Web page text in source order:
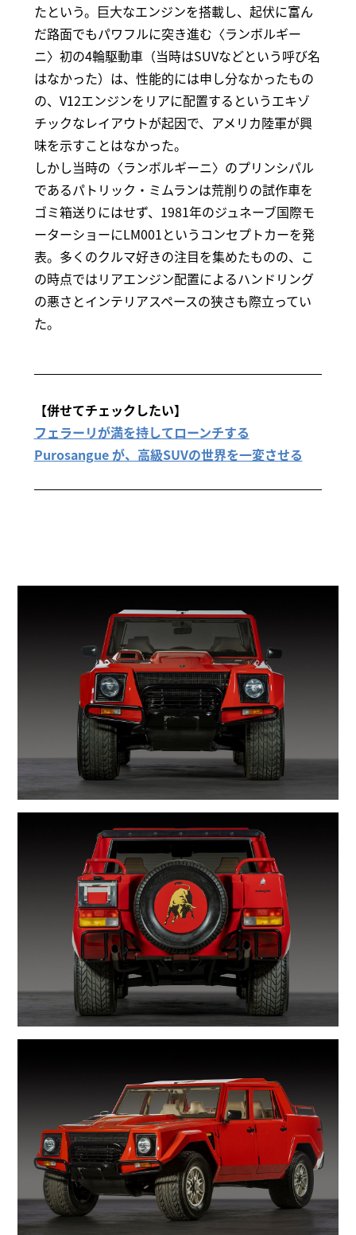
たという。巨大なエンジンを搭載し、起伏に富ん
だ路面でもパワフルに突き進む〈ランボルギー
ニ〉初の4輪駆動車（当時はSUVなどという呼び名
はなかった）は、性能的には申し分なかったもの
の、V12エンジンをリアに配置するというエキゾ
チックなレイアウトが起因で、アメリカ陸軍が興
味を示すことはなかった。
しかし当時の〈ランボルギーニ〉のプリンシパル
であるパトリック・ミムランは荒削りの試作車を
ゴミ箱送りにはせず、1981年のジュネーブ国際モ
ーターショーにLM001というコンセプトカーを発
表。多くのクルマ好きの注目を集めたものの、こ
の時点ではリアエンジン配置によるハンドリング
の悪さとインテリアスペースの狭さも際立ってい
た。
【併せてチェックしたい】
フェラーリが満を持してローンチする
Purosangue が、高級SUVの世界を一変させる